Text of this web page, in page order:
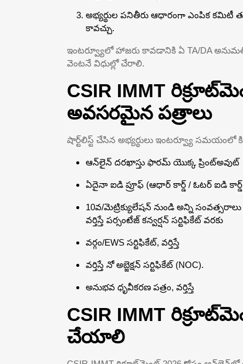
అభ్యర్థుల పనితీరు ఆధారంగా ఎంపిక కమిటీ
కావచ్చు.
ఇంటర్వ్యూలో హాజరు కావడానికి ఏ TA/DA
వెంటనే విధుల్లో చేరాలి.
CSIR IMMT
అవసరమైన పత్రాలు
షార్ట్‌లిస్ట్ చేసిన అభ్యర్థులు ఇంటర్వ్యూ
ఆన్‌లైన్ దరఖాస్తు ఫారమ్ యొక్క ప్రింట్అవుట్
ఏదైనా ఐడి ప్రూఫ్ (ఆధార్ కార్డ్ / ఓటర్ ఐడి
10వ/మెట్రిక్యులేషన్ నుండి అన్ని
వర్తిస్తే పర్సంటేజ్ కన్వర్షన్ సర్టిఫికేట్ వరకు
వర్గం/EWS సర్టిఫికేట్, వర్తిస్తే
వర్తిస్తే నో అబ్జెక్షన్ సర్టిఫికేట్ (NOC).
అనుభవ ధృవీకరణ పత్రం, వర్తిస్తే
CSIR IMMT
చేయాలి